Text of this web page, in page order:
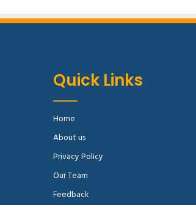
Quick Links
Home
About us
Privacy Policy
Our Team
Feedback